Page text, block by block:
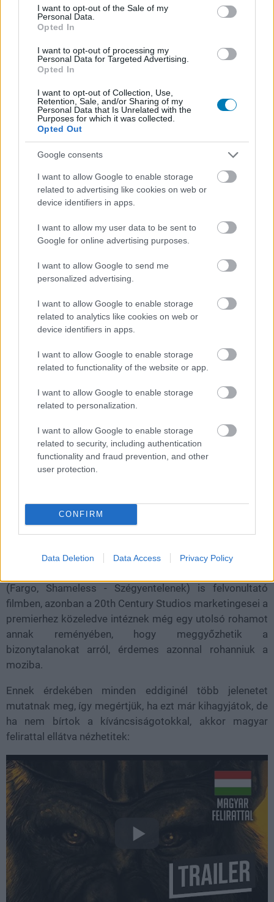
consent section.
I want to opt-out of the Sale of my
Personal Data.
Opted In
I want to opt-out of processing my
Personal Data for Targeted Advertising.
Opted In
I want to opt-out of Collection, Use,
Retention, Sale, and/or Sharing of my
Personal Data that Is Unrelated with the
Purposes for which it was collected.
Opted Out
Google consents
I want to allow Google to enable storage
related to advertising like cookies on web or
device identifiers in apps.
I want to allow my user data to be sent to
Google for online advertising purposes.
I want to allow Google to send me
personalized advertising.
I want to allow Google to enable storage
related to analytics like cookies on web or
device identifiers in apps.
I want to allow Google to enable storage
related to functionality of the website or app.
I want to allow Google to enable storage
related to personalization.
I want to allow Google to enable storage
related to security, including authentication
functionality and fraud prevention, and other
user protection.
CONFIRM
Data Deletion Data Access Privacy Policy
birodalom utolsó trailere
2024 április 30. 20:03
Wes Ball rendezése látványos lesz, az
egyértelmű, de ennél több is lehet belőle.
Unmute Loaded
Pierre Boulle 1963-as regényét először 1968-ban
adaptálták, azóta pedig számos film készült az
emberiség felett uralkodó majmokról, több rebootot is
amikor Rupert Wyatt (A majmok bolygója: Lázadás)
megalapozta Caesar (Andy Serkis) történetét, Matt
Reeves (A majmok bolygója: Forradalom, A majmok
bolygója: Háború) pedig folyatta és befejezte azt. Most
szériával a posztapokaliptikus történetek terén komoly
tapasztalatot szerző Wes Ball vette kezébe az irányítást.
A majmok bolygója: A birodalomban három évszázaddal
járunk Caesar halála után és az időközben a Föld uraivá
meg, amelynek egyik tagja, Proximus Caesar magához
akarja ragadni a hatalmat az emberiség egykori
tudásának megszerzésével. Csakhogy az útjában áll egy
fiatal csimpánz, Noa, és egy fiatal nő, Nova, aki sokkal
eszesebb a primitív ösztönlények szintjére
visszafejlődött embertársainál.
Csak pár hete annak, hogy egy izgalmas,
Baghead), Owen Teague-et (Az 1-2, The Stand), Kevin
(Fargo, Shameless - Szégyentelenek) is felvonultató
filmben, azonban a 20th Century Studios marketingesei a
premierhez közeledve intéznek még egy utolsó rohamot
annak reményében, hogy meggyőzhetik a
bizonytalanokat arról, érdemes azonnal rohanniuk a
moziba.
Ennek érdekében minden eddiginél több jelenetet
mutatnak meg, így megértjük, ha ezt már kihagyjátok, de
ha nem bírtok a kíváncsiságotokkal, akkor magyar
felirattal ellátva nézhetitek: